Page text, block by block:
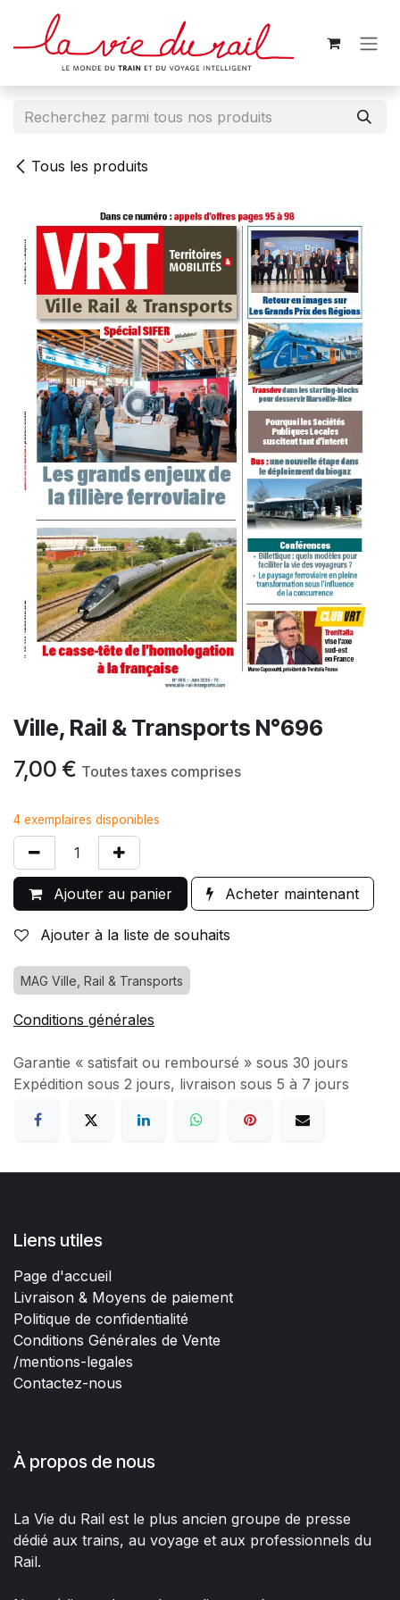
Se rendre au contenu
Tous les produits
Ville, Rail & Transports N°696
7,00 € Toutes taxes comprises
4 exemplaires disponibles
Ajouter au panier Acheter maintenant
Ajouter à la liste de souhaits
MAG Ville, Rail & Transports
Conditions générales
Garantie « satisfait ou remboursé » sous 30 jours
Expédition sous 2 jours, livraison sous 5 à 7 jours
Liens utiles
Page d'accueil
Livraison & Moyens de paiement
Politique de confidentialité
Conditions Générales de Vente
/mentions-legales
Contactez-nous
À propos de nous
La Vie du Rail est le plus ancien groupe de presse
dédié aux trains, au voyage et aux professionnels du
Rail.